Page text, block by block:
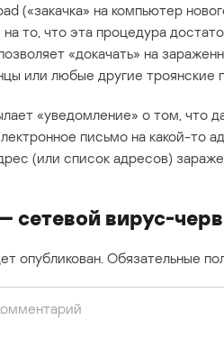
(«закачка» на компьютер
то, что эта процедура
«докачать» на
или любые другие троянские
«уведомление» о том, что
письмо на какой-то
(или список адресов)
сетевой вирус-
опубликован. Обязательные